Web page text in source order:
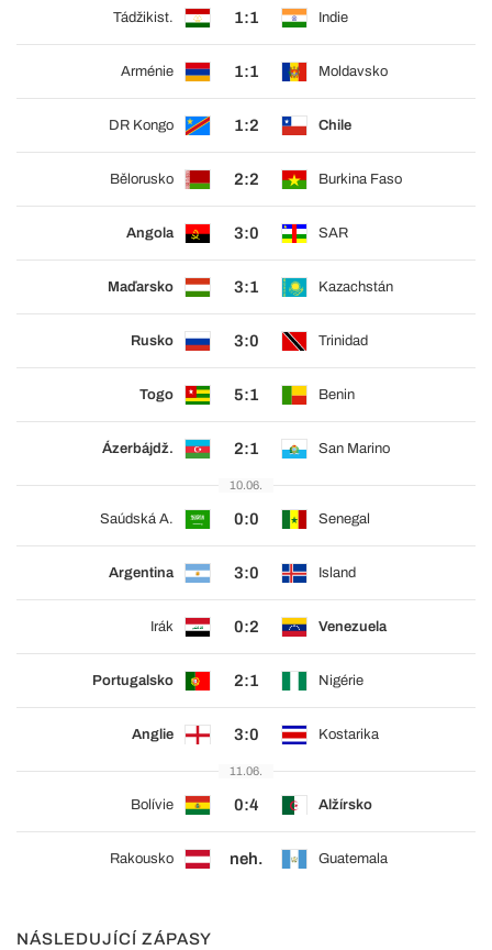
Tádžikist. 1:1 Indie
Arménie 1:1 Moldavsko
DR Kongo 1:2 Chile
Bělorusko 2:2 Burkina Faso
Angola 3:0 SAR
Maďarsko 3:1 Kazachstán
Rusko 3:0 Trinidad
Togo 5:1 Benin
Ázerbájdž. 2:1 San Marino
10.06.
Saúdská A. 0:0 Senegal
Argentina 3:0 Island
Irák 0:2 Venezuela
Portugalsko 2:1 Nigérie
Anglie 3:0 Kostarika
11.06.
Bolívie 0:4 Alžírsko
Rakousko neh. Guatemala
NÁSLEDUJÍCÍ ZÁPASY